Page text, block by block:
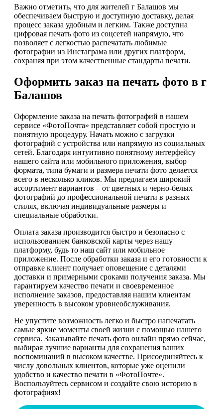
Важно отметить, что для жителей г Балашов мы
обеспечиваем быструю и доступную доставку, делая
процесс заказа удобным и легким. Также доступна
цифровая печать фото из соцсетей напрямую, что
позволяет с легкостью распечатать любимые
фотографии из Инстаграма или других платформ,
сохраняя при этом качественные стандарты печати.
Оформить заказ на печать фото в г
Балашов
Оформление заказа на печать фотографий в нашем
сервисе «ФотоПочта» представляет собой простую и
понятную процедуру. Начать можно с загрузки
фотографий с устройства или напрямую из социальных
сетей. Благодаря интуитивно понятному интерфейсу
нашего сайта или мобильного приложения, выбор
формата, типа бумаги и размера печати фото делается
всего в несколько кликов. Мы предлагаем широкий
ассортимент вариантов – от цветных и черно-белых
фотографий до профессиональной печати в разных
стилях, включая индивидуальные размеры и
специальные обработки.
Оплата заказа производится быстро и безопасно с
использованием банковской карты через нашу
платформу, будь то наш сайт или мобильное
приложение. После обработки заказа и его готовности к
отправке клиент получает оповещение с деталями
доставки и примерными сроками получения заказа. Мы
гарантируем качество печати и своевременное
исполнение заказов, предоставляя нашим клиентам
уверенность в высоком уровнеобслуживания.
Не упустите возможность легко и быстро напечатать
самые яркие моменты своей жизни с помощью нашего
сервиса. Заказывайте печать фото онлайн прямо сейчас,
выбирая лучшие варианты для сохранения ваших
воспоминаний в высоком качестве. Присоединяйтесь к
числу довольных клиентов, которые уже оценили
удобство и качество печати в «ФотоПочте».
Воспользуйтесь сервисом и создайте свою историю в
фотографиях!